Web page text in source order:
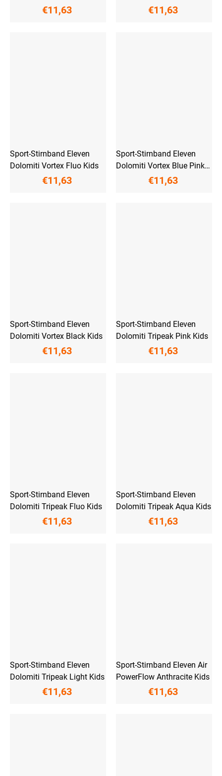
€11,63 €11,63
Sport-Stirnband Eleven
Dolomiti Vortex Fluo Kids
€11,63
Sport-Stirnband Eleven
Dolomiti Vortex Blue Pink
€11,63
Sport-Stirnband Eleven
Dolomiti Vortex Black Kids
€11,63
Sport-Stirnband Eleven
Dolomiti Tripeak Pink Kids
€11,63
Sport-Stirnband Eleven
Dolomiti Tripeak Fluo Kids
€11,63
Sport-Stirnband Eleven
Dolomiti Tripeak Aqua Kids
€11,63
Sport-Stirnband Eleven
Dolomiti Tripeak Light Kids
€11,63
Sport-Stirnband Eleven Air
PowerFlow Anthracite Kids
€11,63